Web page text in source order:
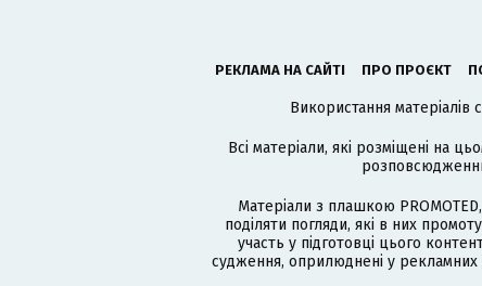
РЕКЛАМА НА САЙТІ ПРО ПРОЄКТ
Використання
Всі матеріали, які розміщені на
Матеріали з плашкою
поділяти погляди, які в них
участь у підготовці цього
судження, оприлюднені у рекламних